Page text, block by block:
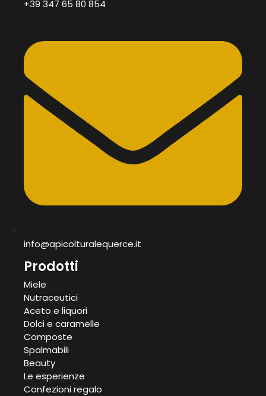
+39 347 65 80 854
info@apicolturalequerce.it
Prodotti
Miele
Nutraceutici
Aceto e liquori
Dolci e caramelle
Composte
Spalmabili
Beauty
Le esperienze
Confezioni regalo